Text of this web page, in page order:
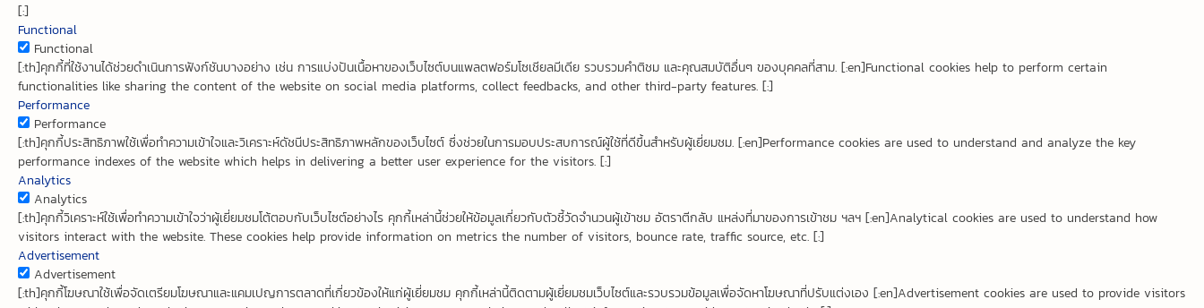
[:]
Functional
Functional
[:th]คุกกี้ที่ใช้งานได้ช่วยดำเนินการฟังก์ชันบางอย่าง เช่น การแบ่งปันเนื้อหาของเว็บไซต์บนแพลตฟอร์มโซเชียลมีเดีย รวบรวมคำติชม และคุณสมบัติอื่นๆ ของบุคคลที่สาม. [:en]Functional cookies help to perform certain
functionalities like sharing the content of the website on social media platforms, collect feedbacks, and other third-party features. [:]
Performance
Performance
[:th]คุกกี้ประสิทธิภาพใช้เพื่อทำความเข้าใจและวิเคราะห์ดัชนีประสิทธิภาพหลักของเว็บไซต์ ซึ่งช่วยในการมอบประสบการณ์ผู้ใช้ที่ดีขึ้นสำหรับผู้เยี่ยมชม. [:en]Performance cookies are used to understand and analyze the key
performance indexes of the website which helps in delivering a better user experience for the visitors. [:]
Analytics
Analytics
[:th]คุกกี้วิเคราะห์ใช้เพื่อทำความเข้าใจว่าผู้เยี่ยมชมโต้ตอบกับเว็บไซต์อย่างไร คุกกี้เหล่านี้ช่วยให้ข้อมูลเกี่ยวกับตัวชี้วัดจำนวนผู้เข้าชม อัตราตีกลับ แหล่งที่มาของการเข้าชม ฯลฯ [:en]Analytical cookies are used to understand how
visitors interact with the website. These cookies help provide information on metrics the number of visitors, bounce rate, traffic source, etc. [:]
Advertisement
Advertisement
[:th]คุกกี้โฆษณาใช้เพื่อจัดเตรียมโฆษณาและแคมเปญการตลาดที่เกี่ยวข้องให้แก่ผู้เยี่ยมชม คุกกี้เหล่านี้ติดตามผู้เยี่ยมชมเว็บไซต์และรวบรวมข้อมูลเพื่อจัดหาโฆษณาที่ปรับแต่งเอง [:en]Advertisement cookies are used to provide visitors